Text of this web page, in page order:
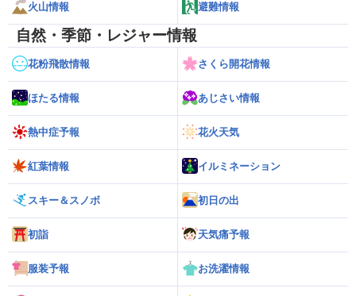
火山情報 避難情報
自然・季節・レジャー情報
花粉飛散情報 さくら開花情報
ほたる情報 あじさい情報
熱中症予報 花火天気
紅葉情報 イルミネーション
スキー＆スノボ 初日の出
初詣 天気痛予報
服装予報 お洗濯情報